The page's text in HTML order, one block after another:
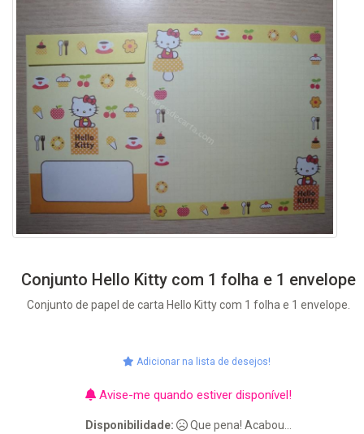
Conjunto Hello Kitty com 1 folha e 1 envelope
Conjunto de papel de carta Hello Kitty com 1 folha e 1 envelope.
Adicionar na lista de desejos!
Avise-me quando estiver disponível!
Disponibilidade:
Que pena! Acabou...